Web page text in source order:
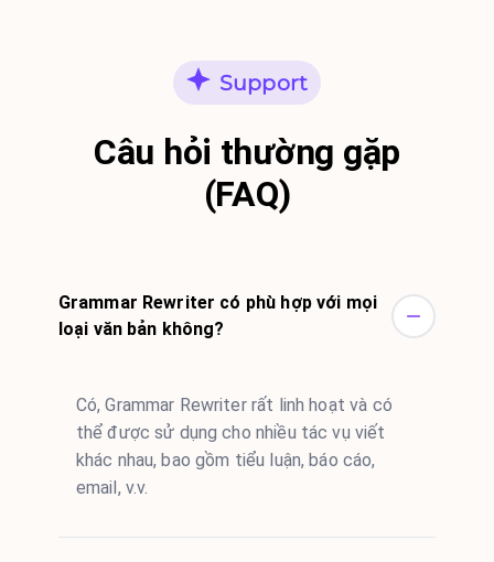
Support
Câu hỏi thường gặp
(FAQ)
Grammar Rewriter có phù hợp với mọi
loại văn bản không?
Có, Grammar Rewriter rất linh hoạt và có
thể được sử dụng cho nhiều tác vụ viết
khác nhau, bao gồm tiểu luận, báo cáo,
email, v.v.